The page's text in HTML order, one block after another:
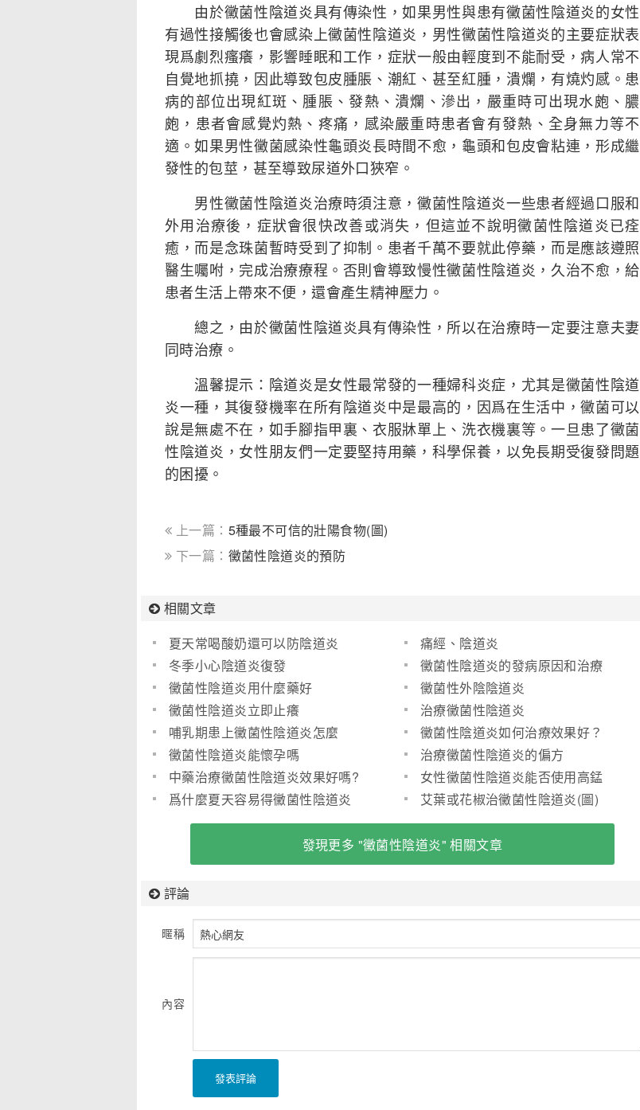
由於黴菌性陰道炎具有傳染性，如果男性與患有黴菌性陰道炎的女性
有過性接觸後也會感染上黴菌性陰道炎，男性黴菌性陰道炎的主要症狀表
現爲劇烈瘙癢，影響睡眠和工作，症狀一般由輕度到不能耐受，病人常不
自覺地抓撓，因此導致包皮腫脹、潮紅、甚至紅腫，潰爛，有燒灼感。患
病的部位出現紅斑、腫脹、發熱、潰爛、滲出，嚴重時可出現水皰、膿
皰，患者會感覺灼熱、疼痛，感染嚴重時患者會有發熱、全身無力等不
適。如果男性黴菌感染性龜頭炎長時間不愈，龜頭和包皮會粘連，形成繼
發性的包莖，甚至導致尿道外口狹窄。
男性黴菌性陰道炎治療時須注意，黴菌性陰道炎一些患者經過口服和
外用治療後，症狀會很快改善或消失，但這並不說明黴菌性陰道炎已痊
癒，而是念珠菌暫時受到了抑制。患者千萬不要就此停藥，而是應該遵照
醫生囑咐，完成治療療程。否則會導致慢性黴菌性陰道炎，久治不愈，給
患者生活上帶來不便，還會產生精神壓力。
總之，由於黴菌性陰道炎具有傳染性，所以在治療時一定要注意夫妻
同時治療。
溫馨提示：陰道炎是女性最常發的一種婦科炎症，尤其是黴菌性陰道
炎一種，其復發機率在所有陰道炎中是最高的，因爲在生活中，黴菌可以
說是無處不在，如手腳指甲裏、衣服牀單上、洗衣機裏等。一旦患了黴菌
性陰道炎，女性朋友們一定要堅持用藥，科學保養，以免長期受復發問題
的困擾。
上一篇： 5種最不可信的壯陽食物(圖)
下一篇： 黴菌性陰道炎的預防
相關文章
夏天常喝酸奶還可以防陰道炎
痛經、陰道炎
冬季小心陰道炎復發
黴菌性陰道炎的發病原因和治療
方法(圖)
黴菌性陰道炎用什麼藥好
黴菌性外陰陰道炎
黴菌性陰道炎立即止癢
治療黴菌性陰道炎
哺乳期患上黴菌性陰道炎怎麼
辦？
黴菌性陰道炎如何治療效果好？
黴菌性陰道炎能懷孕嗎
治療黴菌性陰道炎的偏方
中藥治療黴菌性陰道炎效果好嗎?
女性黴菌性陰道炎能否使用高錳
酸鉀？(圖)
爲什麼夏天容易得黴菌性陰道炎 艾葉或花椒治黴菌性陰道炎(圖)
發現更多 "黴菌性陰道炎" 相關文章
評論
暱稱
內容
發表評論